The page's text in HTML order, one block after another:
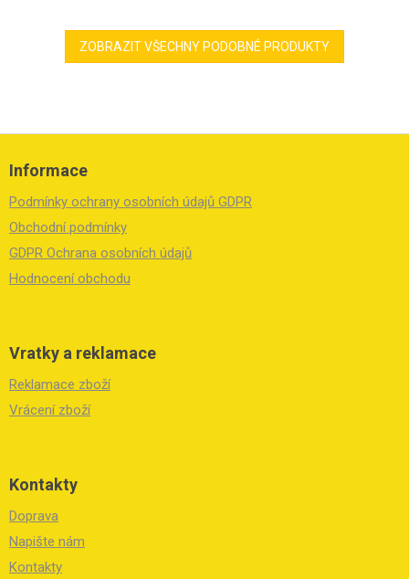
ZOBRAZIT VŠECHNY PODOBNÉ PRODUKTY
Z
Informace
Podmínky ochrany osobních údajů GDPR
Obchodní podmínky
GDPR Ochrana osobních údajů
Hodnocení obchodu
Vratky a reklamace
Reklamace zboží
Vrácení zboží
Kontakty
Doprava
Napište nám
Kontakty